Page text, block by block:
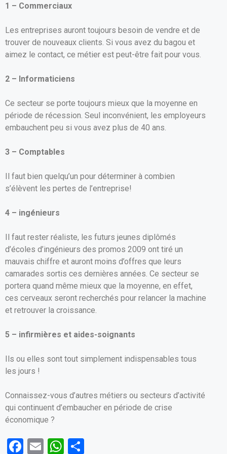
o
k
p
p
1 – Commerciaux
Les entreprises auront toujours besoin de vendre et de
trouver de nouveaux clients. Si vous avez du bagou et
aimez le contact, ce métier est peut-être fait pour vous.
2 – Informaticiens
Ce secteur se porte toujours mieux que la moyenne en
période de récession. Seul inconvénient, les employeurs
embauchent peu si vous avez plus de 40 ans.
3 – Comptables
Il faut bien quelqu’un pour déterminer à combien
s’élèvent les pertes de l’entreprise!
4 – ingénieurs
Il faut rester réaliste, les futurs jeunes diplômés
d’écoles d’ingénieurs des promos 2009 ont tiré un
mauvais chiffre et auront moins d’offres que leurs
camarades sortis ces dernières années. Ce secteur se
portera quand même mieux que la moyenne, en effet,
ces cerveaux seront recherchés pour relancer la machine
et retrouver la croissance.
5 – infirmières et aides-soignants
Ils ou elles sont tout simplement indispensables tous
les jours !
Connaissez-vous d’autres métiers ou secteurs d’activité
qui continuent d’embaucher en période de crise
économique ?
F
E
W